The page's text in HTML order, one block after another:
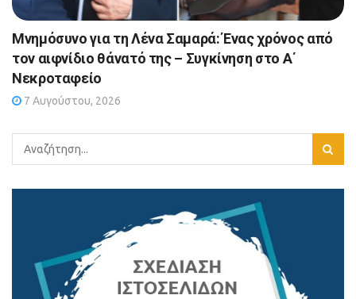
Μνημόσυνο για τη Λένα Σαμαρά: Ένας χρόνος από
τον αιφνίδιο θάνατό της – Συγκίνηση στο Α΄
Νεκροταφείο
7 Αυγούστου, 2026